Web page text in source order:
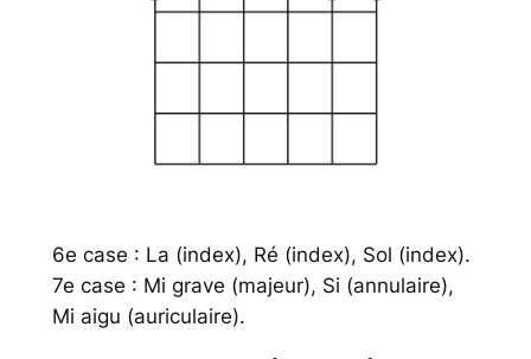
6e case : La (index), Ré (index), Sol (index).
7e case : Mi grave (majeur), Si (annulaire),
Mi aigu (auriculaire).